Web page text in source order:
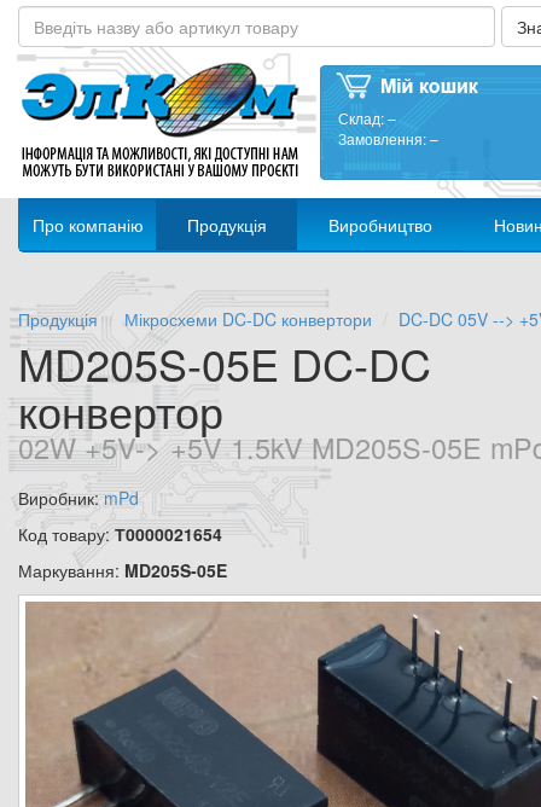
Склад:–
Замовлення:–
Про компанію Продукція Виробництво
Продукція Мікросхеми DC-DC конвертори DC-DC 05V -->
MD205S-05E DC-DC
конвертор
02W +5V-> +5V 1.5kV MD205S-05E
Виробник: mPd
Код товару:Т0000021654
Маркування: MD205S-05E